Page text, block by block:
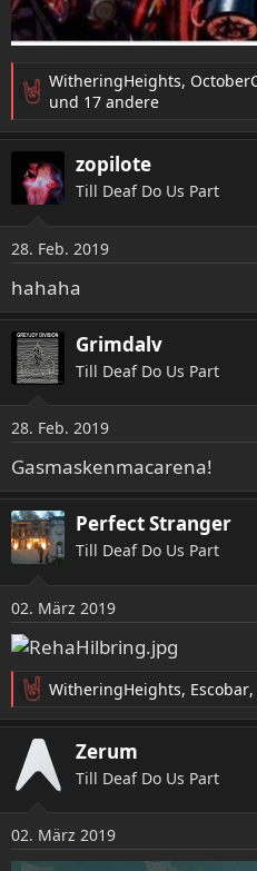
R
a
t
i
o
n
e
n
:
WitheringHeights,
und 17 andere
zopilote
Till Deaf Do Us Part
28. Feb. 2019
hahaha
Grimdalv
Till Deaf Do Us Part
28. Feb. 2019
Gasmaskenmacarena!
Perfect Stranger
Till Deaf Do Us Part
02. März 2019
R
e
k
t
n
e
WitheringHeights, Escobar,
Zerum
Till Deaf Do Us Part
02. März 2019